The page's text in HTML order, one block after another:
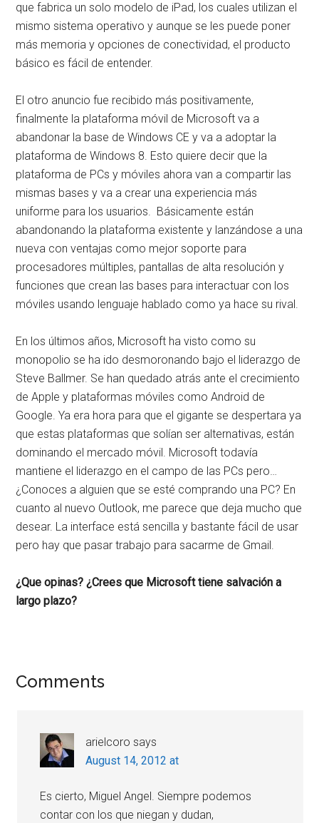
que fabrica un solo modelo de iPad, los cuales utilizan el
mismo sistema operativo y aunque se les puede poner
más memoria y opciones de conectividad, el producto
básico es fácil de entender.
El otro anuncio fue recibido más positivamente,
finalmente la plataforma móvil de Microsoft va a
abandonar la base de Windows CE y va a adoptar la
plataforma de Windows 8. Esto quiere decir que la
plataforma de PCs y móviles ahora van a compartir las
mismas bases y va a crear una experiencia más
uniforme para los usuarios. Básicamente están
abandonando la plataforma existente y lanzándose a una
nueva con ventajas como mejor soporte para
procesadores múltiples, pantallas de alta resolución y
funciones que crean las bases para interactuar con los
móviles usando lenguaje hablado como ya hace su rival.
En los últimos años, Microsoft ha visto como su
monopolio se ha ido desmoronando bajo el liderazgo de
Steve Ballmer. Se han quedado atrás ante el crecimiento
de Apple y plataformas móviles como Android de
Google. Ya era hora para que el gigante se despertara ya
que estas plataformas que solían ser alternativas, están
dominando el mercado móvil. Microsoft todavía
mantiene el liderazgo en el campo de las PCs pero…
¿Conoces a alguien que se esté comprando una PC? En
cuanto al nuevo Outlook, me parece que deja mucho que
desear. La interface está sencilla y bastante fácil de usar
pero hay que pasar trabajo para sacarme de Gmail.
¿Que opinas? ¿Crees que Microsoft tiene salvación a
largo plazo?
Reader
Comments
arielcoro says
August 14, 2012 at
Es cierto, Miguel Angel. Siempre podemos
contar con los que niegan y dudan,